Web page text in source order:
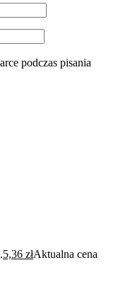
podczas pisania
5,36 złAktualna cena